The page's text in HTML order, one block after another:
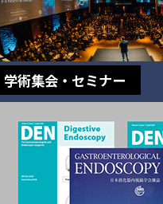
学術集会・セミナー